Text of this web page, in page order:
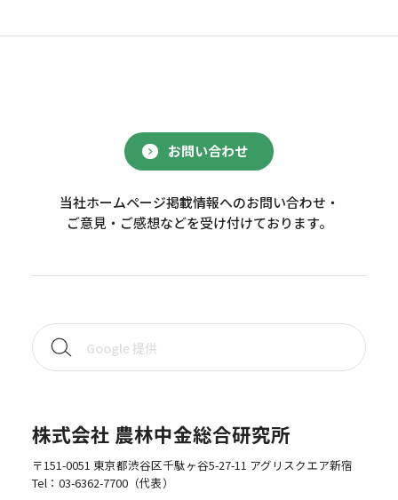
お問い合わせ
当社ホームページ掲載情報へのお問い合わせ・
ご意見・ご感想などを受け付けております。
株式会社 農林中金総合研究所
〒151-0051 東京都渋谷区千駄ヶ谷5-27-11 アグリスクエア新宿
Tel： 03-6362-7700（代表）